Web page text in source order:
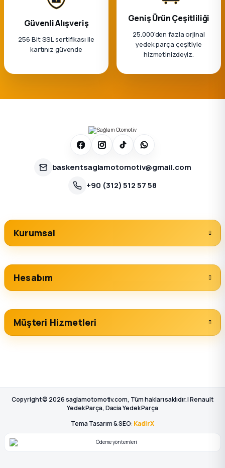
Güvenli Alışveriş
256 Bit SSL sertifikası ile
kartınız güvende
Geniş Ürün Çeşitliliği
25.000'den fazla orjinal
yedek parça çeşitiyle
hizmetinizdeyiz.
baskentsaglamotomotiv@gmail.com
+90 (312) 512 57 58
Kurumsal
Hesabım
Müşteri Hizmetleri
Copyright © 2026 saglamotomotiv.com, Tüm hakları saklıdır. | Renault
Yedek Parça, Dacia Yedek Parça
Tema Tasarım & SEO: KadirX